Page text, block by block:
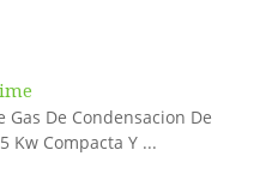
Gas De Condensacion De
Kw Compacta Y ...